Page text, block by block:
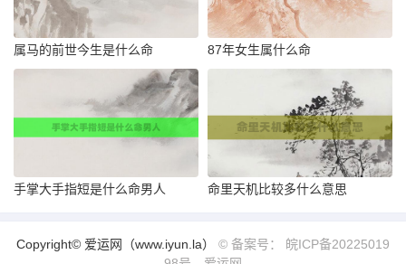
属马的前世今生是什么命 87年女生属什么命
手掌大手指短是什么命男人 命里天机比较多什么意思
Copyright© 爱运网（www.iyun.la） © 备案号： 皖ICP备20225019